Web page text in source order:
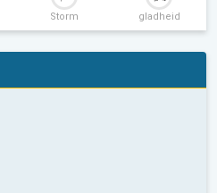
Storm gladheid